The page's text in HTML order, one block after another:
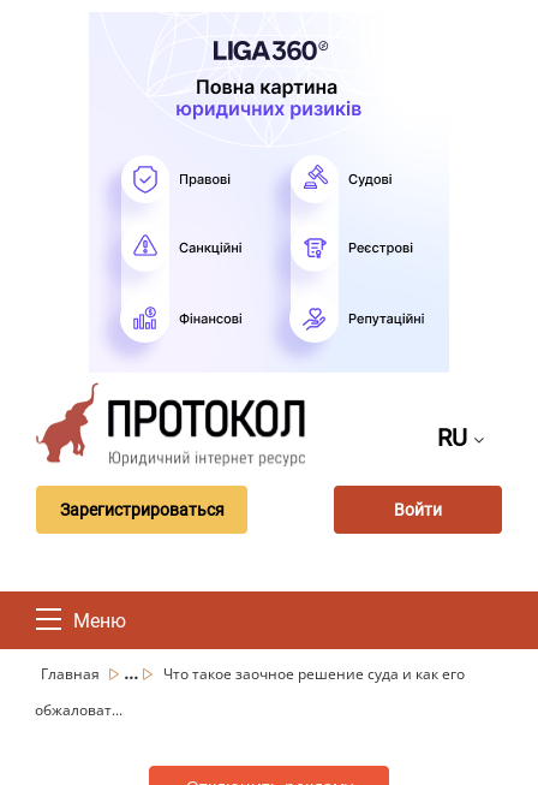
RU
Зарегистрироваться Войти
Меню
Главная ...
Что такое заочное решение суда и как его
обжаловат...